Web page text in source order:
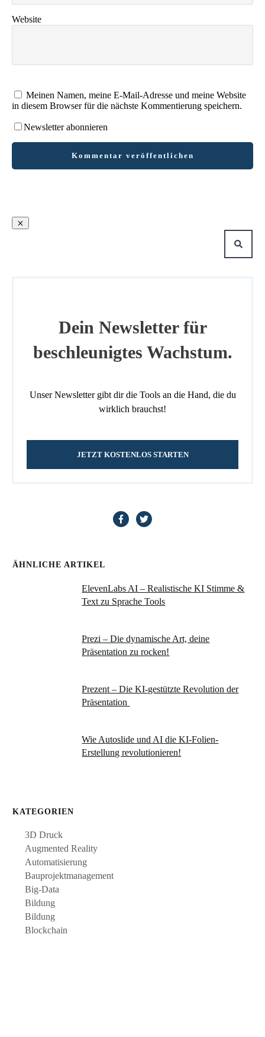
Website
Meinen Namen, meine E-Mail-Adresse und meine Website
in diesem Browser für die nächste Kommentierung speichern.
Newsletter abonnieren
Kommentar veröffentlichen
Dein Newsletter für
beschleunigtes Wachstum.
Unser Newsletter gibt dir die Tools an die Hand, die du
wirklich brauchst!
JETZT KOSTENLOS STARTEN
ÄHNLICHE ARTIKEL
ElevenLabs AI – Realistische KI Stimme &
Text zu Sprache Tools
Prezi – Die dynamische Art, deine
Präsentation zu rocken!
Prezent – Die KI-gestützte Revolution der
Präsentation
Wie Autoslide und AI die KI-Folien-
Erstellung revolutionieren!
KATEGORIEN
3D Druck
Augmented Reality
Automatisierung
Bauprojektmanagement
Big-Data
Bildung
Bildung
Blockchain